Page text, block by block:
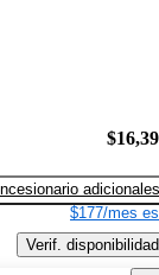
adicionales
$177/mes
Verif. disponibilidad